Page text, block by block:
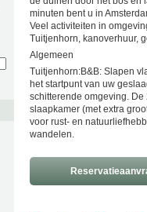
minuten bent u in
Veel activiteiten in
Tuitjenhorn, kanoverhuur,
Algemeen
Tuitjenhorn:B&B: Slapen
het startpunt van uw
schitterende omgeving.
slaapkamer (met extra
voor rust- en
wandelen.